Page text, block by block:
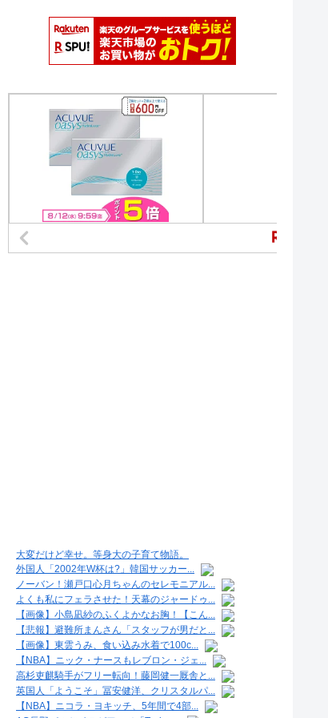
大変だけど幸せ。等身大の子育て物語。
外国人「2002年W杯は?」韓国サッカー...
ノーバン！瀬戸口心月ちゃんのセレモニアル...
よくも私にフェラさせた！天幕のジャードゥ...
【画像】小島凪紗のふくよかなお胸！【こん...
【悲報】避難所まんさん「スタッフが男だと...
【画像】東雲うみ、食い込み水着で100c...
【NBA】ニック・ナースもレブロン・ジェ...
高杉吏麒騎手がフリー転向！藤岡健一厩舎と...
英国人「ようこそ」冨安健洋、クリスタルパ...
【NBA】ニコラ・ヨキッチ、5年間で4部...